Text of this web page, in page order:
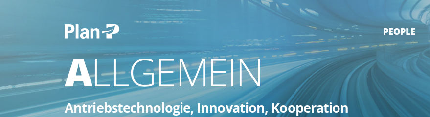
PEOPLE
ALLGEMEIN
Antriebstechnologie, Innovation, Kooperation